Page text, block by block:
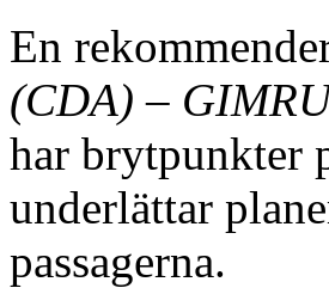
En
(CDA) –
har brytpunkter
underlättar
passagerna.